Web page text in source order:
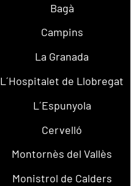
Bagà
Campins
La Granada
L´Hospitalet de Llobregat
L´Espunyola
Cervelló
Montornès del Vallès
Monistrol de Calders